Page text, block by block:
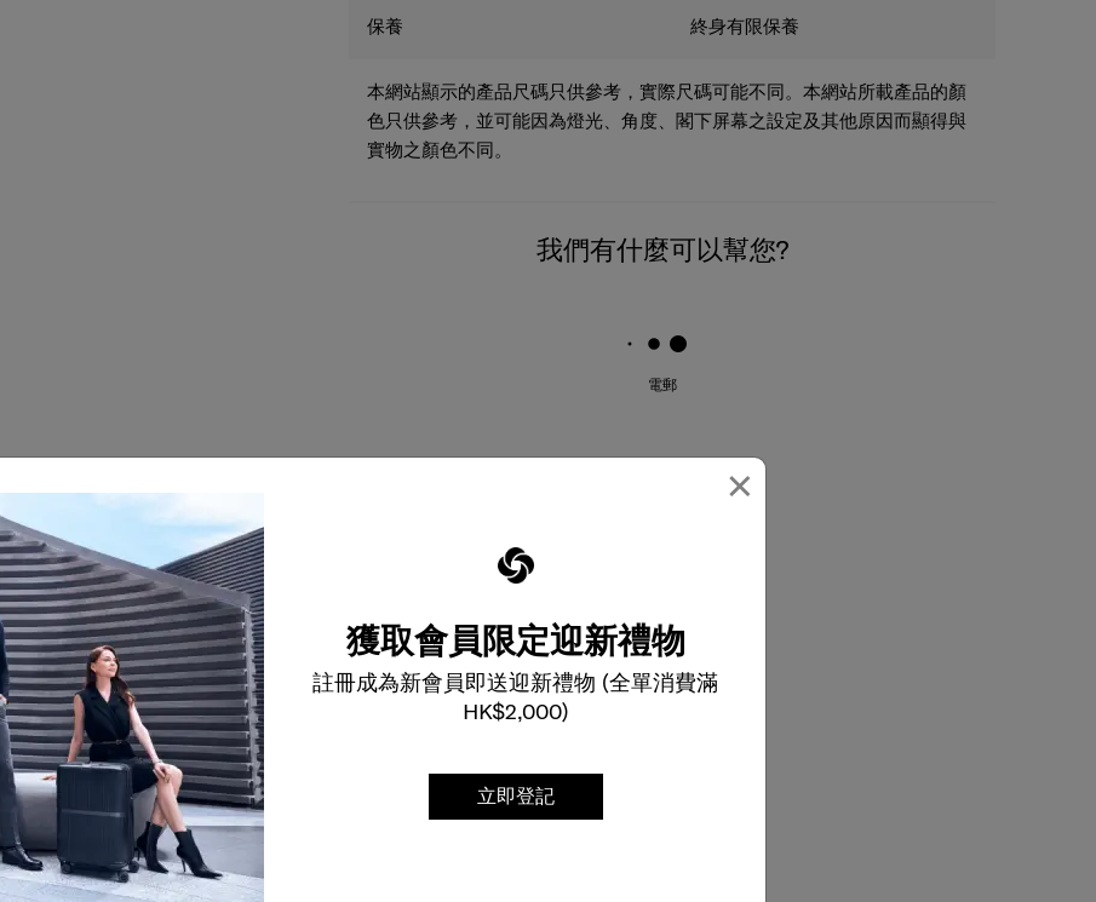
×
獲取會員限定迎新禮物
註冊成為新會員即送迎新禮物 (全單消費滿
HK$2,000)
立即登記
保養 終身有限保養
本網站顯示的產品尺碼只供參考，實際尺碼可能不同。本網站所載產品的顏
色只供參考，並可能因為燈光、角度、閣下屏幕之設定及其他原因而顯得與
實物之顏色不同。
我們有什麼可以幫您?
電郵